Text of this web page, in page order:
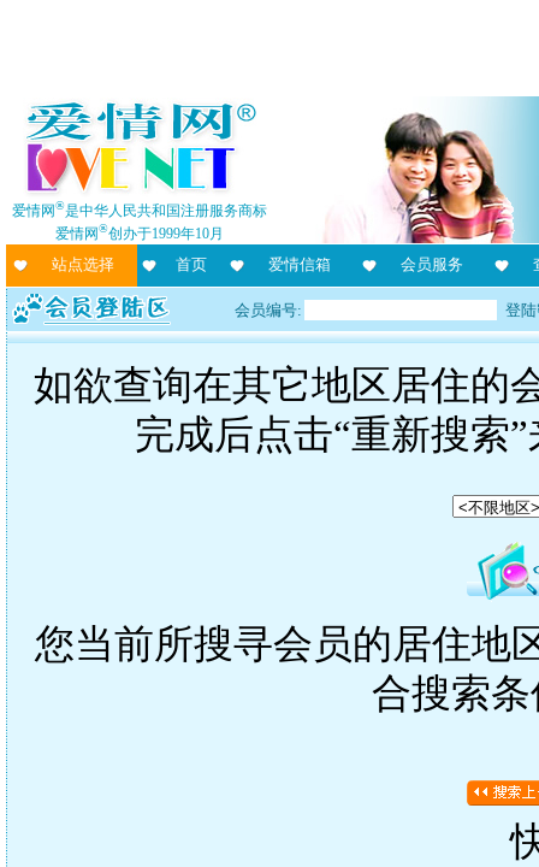
爱情网®是中华人民共和国注册服务商标
爱情网®创办于1999年10月
站点选择 首页 爱情信箱 会员服务
会员编号: 登
如欲查询在其它地区居住的
完成后点击“重新搜索
您当前所搜寻会员的居住地
合搜索